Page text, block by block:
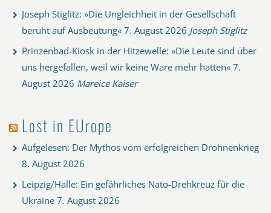
Joseph Stiglitz: »Die Ungleichheit in der Gesellschaft
beruht auf Ausbeutung« 7. August 2026 Joseph Stiglitz
Prinzenbad-Kiosk in der Hitzewelle: »Die Leute sind über
uns hergefallen, weil wir keine Ware mehr hatten« 7.
August 2026 Mareice Kaiser
Lost in EUrope
Aufgelesen: Der Mythos vom erfolgreichen Drohnenkrieg
8. August 2026
Leipzig/Halle: Ein gefährliches Nato-Drehkreuz für die
Ukraine 7. August 2026